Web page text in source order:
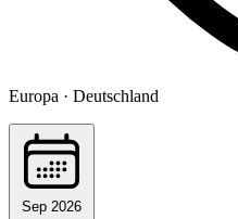
Europa · Deutschland
Sep 2026